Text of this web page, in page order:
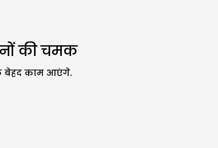
की चमक
बेहद काम आएंगे.